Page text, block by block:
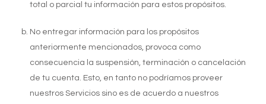
total o parcial tu información para estos propósitos.
No entregar información para los propósitos
anteriormente mencionados, provoca como
consecuencia la suspensión, terminación o cancelación
de tu cuenta. Esto, en tanto no podríamos proveer
nuestros Servicios sino es de acuerdo a nuestros